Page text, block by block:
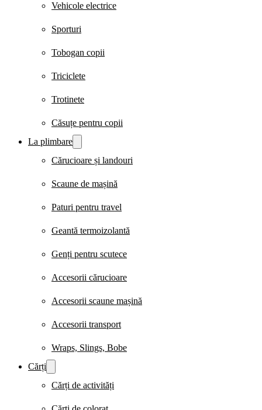
Vehicole electrice
Sporturi
Tobogan copii
Triciclete
Trotinete
Căsuțe pentru copii
La plimbare
Cărucioare și landouri
Scaune de mașină
Paturi pentru travel
Geantă termoizolantă
Genți pentru scutece
Accesorii cărucioare
Accesorii scaune mașină
Accesorii transport
Wraps, Slings, Bobe
Cărți
Cărți de activități